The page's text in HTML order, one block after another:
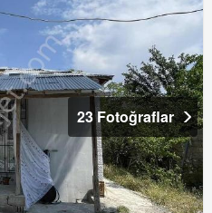
23 Fotoğraflar